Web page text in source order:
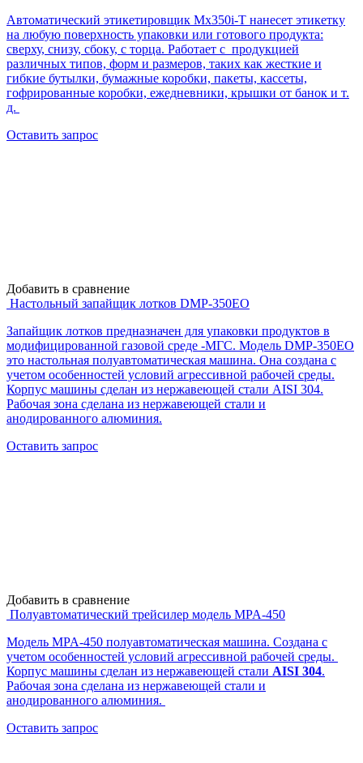
Автоматический этикетировщик Mx350i-T нанесет этикетку
на любую поверхность упаковки или готового продукта:
сверху, снизу, сбоку, с торца. Работает с продукцией
различных типов, форм и размеров, таких как жесткие и
гибкие бутылки, бумажные коробки, пакеты, кассеты,
гофрированные коробки, ежедневники, крышки от банок и т.
д.
Оставить запрос
Добавить в сравнение
Настольный запайщик лотков DMP-350EO
Запайщик лотков предназначен для упаковки продуктов в
модифицированной газовой среде -МГС. Модель DMP-350EO
это настольная полуавтоматическая машина. Она создана с
учетом особенностей условий агрессивной рабочей среды.
Корпус машины сделан из нержавеющей стали AISI 304.
Рабочая зона сделана из нержавеющей стали и
анодированного алюминия.
Оставить запрос
Добавить в сравнение
Полуавтоматический трейсилер модель MPA-450
Модель MPA-450 полуавтоматическая машина. Создана с
учетом особенностей условий агрессивной рабочей среды.
Корпус машины сделан из нержавеющей стали AISI 304.
Рабочая зона сделана из нержавеющей стали и
анодированного алюминия.
Оставить запрос